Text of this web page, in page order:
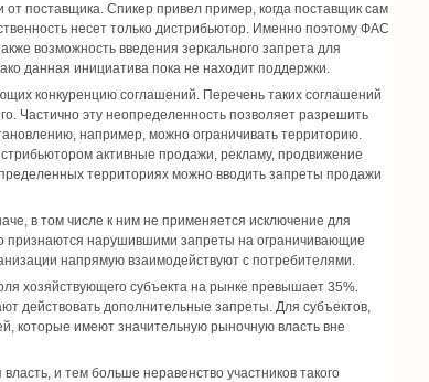
поставщика. Спикер привел пример, когда поставщик сам
несет только дистрибьютор. Именно поэтому ФАС
возможность введения зеркального запрета для
данная инициатива пока не находит поддержки.
конкуренцию соглашений. Перечень таких соглашений
Частично эту неопределенность позволяет разрешить
например, можно ограничивать территорию.
активные продажи, рекламу, продвижение
территориях можно вводить запреты продажи
в том числе к ним не применяется исключение для
признаются нарушившими запреты на ограничивающие
напрямую взаимодействуют с потребителями.
хозяйствующего субъекта на рынке превышает 35%.
действовать дополнительные запреты. Для субъектов,
которые имеют значительную рыночную власть вне
и тем больше неравенство участников такого